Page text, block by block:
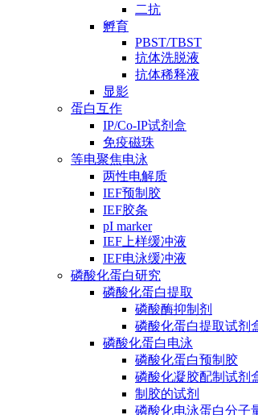
二抗
孵育
PBST/TBST
抗体洗脱液
抗体稀释液
显影
蛋白互作
IP/Co-IP试剂盒
免疫磁珠
等电聚焦电泳
两性电解质
IEF预制胶
IEF胶条
pI marker
IEF上样缓冲液
IEF电泳缓冲液
磷酸化蛋白研究
磷酸化蛋白提取
磷酸酶抑制剂
磷酸化蛋白提取试剂
磷酸化蛋白电泳
磷酸化蛋白预制胶
磷酸化凝胶配制试剂
制胶的试剂
磷酸化电泳蛋白分子